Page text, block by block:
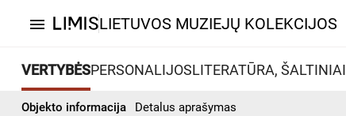
menu LIETUVOS MUZIEJŲ KOLEKCIJOS
VERTYBĖSPERSONALIJOSLITERATŪRA, ŠALTINIAI
Objekto informacija Detalus aprašymas